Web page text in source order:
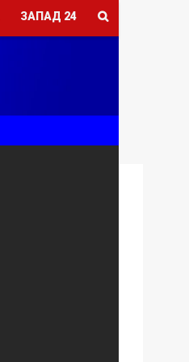
ЗАПАД 24